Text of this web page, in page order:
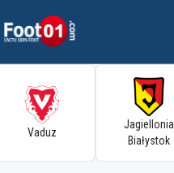
Vaduz
Jagiellonia
Białystok